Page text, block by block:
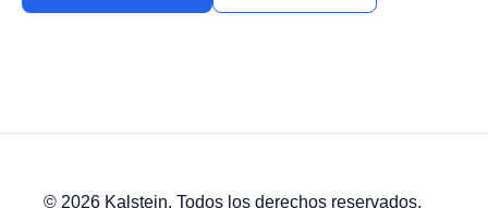
© 2026 Kalstein. Todos los derechos reservados.